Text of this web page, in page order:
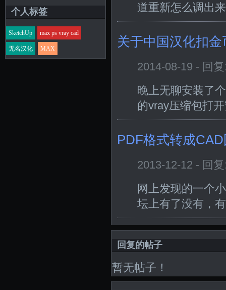
个人标签
SketchUp max ps vray cad
无名汉化 MAX
道重新怎么调出来
关于中国汉化扣
2014-08-19 - 回
晚上无聊安装了
的vray压缩包打
PDF格式转成
2013-12-12 - 回
网上发现的一个
坛上有了没有，
回复的帖子
暂无帖子！